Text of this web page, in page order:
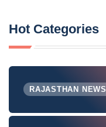
Hot Categories
RAJASTHAN NEWS